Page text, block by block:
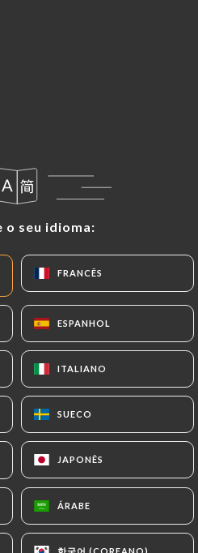
o seu idioma:
FRANCÊS
ESPANHOL
ITALIANO
SUECO
JAPONÊS
ÁRABE
한국어 (COREANO)
o seu idioma:
FRANCÊS
ESPANHOL
ITALIANO
SUECO
JAPONÊS
ÁRABE
한국어 (COREANO)